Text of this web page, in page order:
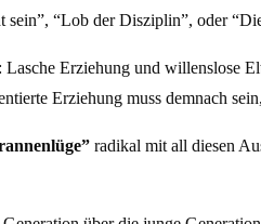
sein”, “Lob der Disziplin”, oder
Erziehung und willenslose
Erziehung muss demnach
radikal mit all diesen